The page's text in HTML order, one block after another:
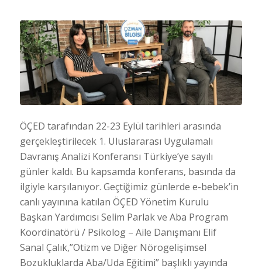
ÖÇED tarafından 22-23 Eylül tarihleri arasında
gerçekleştirilecek 1. Uluslararası Uygulamalı
Davranış Analizi Konferansı Türkiye’ye sayılı
günler kaldı. Bu kapsamda konferans, basında da
ilgiyle karşılanıyor. Geçtiğimiz günlerde e-bebek’in
canlı yayınına katılan ÖÇED Yönetim Kurulu
Başkan Yardımcısı Selim Parlak ve Aba Program
Koordinatörü / Psikolog – Aile Danışmanı Elif
Sanal Çalık,”Otizm ve Diğer Nörogelişimsel
Bozukluklarda Aba/Uda Eğitimi” başlıklı yayında